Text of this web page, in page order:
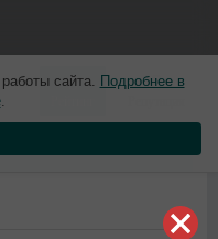
сайта. Подробнее в
.
0
0